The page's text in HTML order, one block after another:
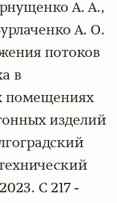
А. А.,
А. О.
потоков
в
помещениях
изделий
С 217 -